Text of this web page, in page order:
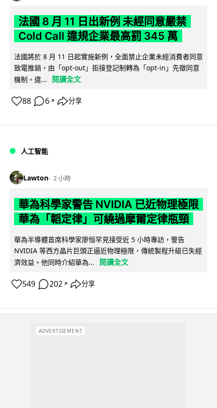
法國 8 月 11 日出新例 未經同意嚴禁
Cold Call 違規企業最高罰 345 萬
法國將於 8 月 11 日起實施新例，全面禁止企業未經消費者同意
致電推銷，由「opt-out」拒接登記制轉為「opt-in」先徵同意
機制。違...
閱讀全文
88 6 ↗ 分享
人工智能
Lawton 2 小時
華為科學家警告 NVIDIA 已近物理極限
華為「韜定律」可繞過摩爾定律瓶頸
華為半導體首席科學家廖恒罕見接受近 5 小時專訪，警告
NVIDIA 等西方晶片巨頭正逼近物理極限，傳統製程升級已失經
濟效益。他同時介紹華為...
閱讀全文
549 202 ↗ 分享
ADVERTISEMENT